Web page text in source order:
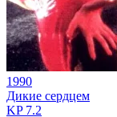
1990
Дикие сердцем
KP7.2